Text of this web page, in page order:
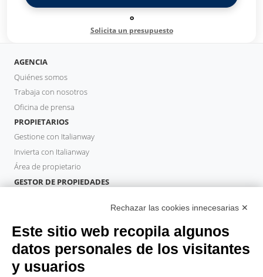
o
Solicita un presupuesto
AGENCIA
Quiénes somos
Trabaja con nosotros
Oficina de prensa
PROPIETARIOS
Gestione con Italianway
Invierta con Italianway
Área de propietario
GESTOR DE PROPIEDADES
HUÉSPEDES
Reserve una estancia
Estancias largas
Experiencias para los Huéspedes
Rechazar las cookies innecesarias ✕
Este sitio web recopila algunos
datos personales de los visitantes
y usuarios